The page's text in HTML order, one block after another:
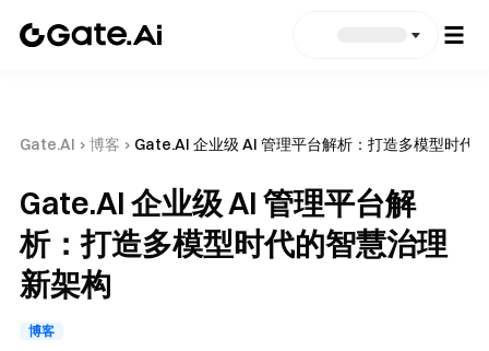
Gate.AI › 博客 › Gate.AI 企业级 AI 管理平台解析：打造多模型时代
Gate.AI 企业级 AI 管理平台解
析：打造多模型时代的智慧治理
新架构
博客